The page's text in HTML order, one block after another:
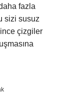
fazla
sizi susuz
ince çizgiler